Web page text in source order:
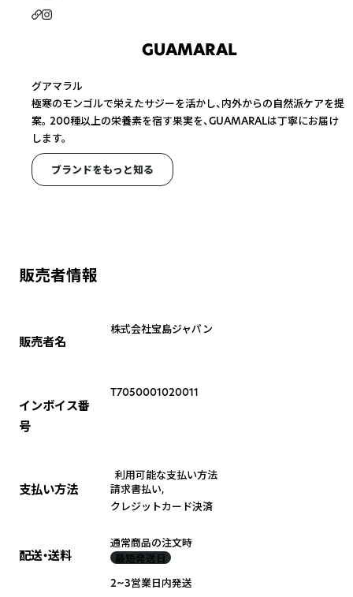
GUAMARAL
グアマラル
極寒のモンゴルで栄えたサジーを活かし、内外からの自然派ケアを提
案。 200種以上の栄養素を宿す果実を、GUAMARALは丁寧にお届け
します。
ブランドをもっと知る
販売者情報
販売者名
株式会社宝島ジャパン
インボイス番
号
T7050001020011
支払い方法
利用可能な支払い方法
請求書払い,
クレジットカード決済
配送・送料
通常商品の注文時
最短発送日
2~3営業日内発送